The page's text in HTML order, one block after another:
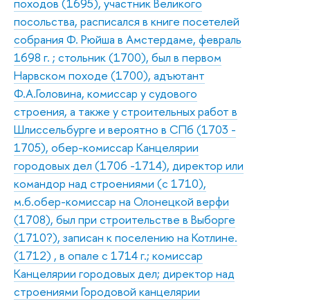
посольства, расписался в книге посетелей
собрания Ф. Рюйша в Амстердаме, февраль
1698 г. ; стольник (1700), был в первом
Нарвском походе (1700), адъютант
Ф.А.Головина, комиссар у судового
строения, а также у строительных работ в
Шлиссельбурге и вероятно в СПб (1703 -
1705), обер-комиссар Канцелярии
городовых дел (1706 -1714), директор или
командор над строениями (с 1710),
м.б.обер-комиссар на Олонецкой верфи
(1708), был при строительстве в Выборге
(1710?), записан к поселению на Котлине.
(1712) , в опале с 1714 г.; комиссар
Канцелярии городовых дел; директор над
строениями Городовой канцелярии